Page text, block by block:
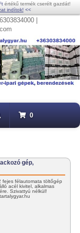
értékű termék cserélt gazdát!
indítok! <<
|
0
gép,
fejes félautomata töltőgép
acél kivitel, alkalmas
Szivattyú nélkül!